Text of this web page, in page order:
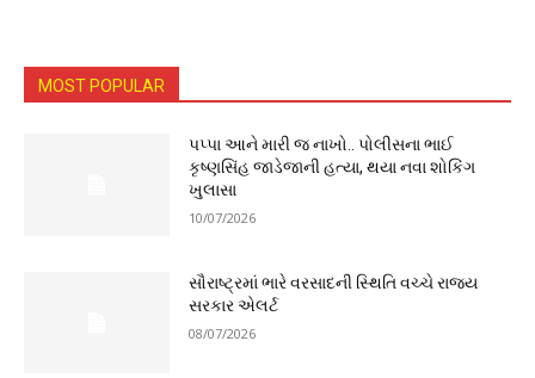
MOST POPULAR
પપ્પા આને મારી જ નાખો.. પોલીસના ભાઈ
કૃષ્ણસિંહ જાડેજાની હત્યા, થયા નવા શોકિંગ
ખુલાસા
10/07/2026
સૌરાષ્ટ્રમાં ભારે વરસાદની સ્થિતિ વચ્ચે રાજ્ય
સરકાર એલર્ટ
08/07/2026